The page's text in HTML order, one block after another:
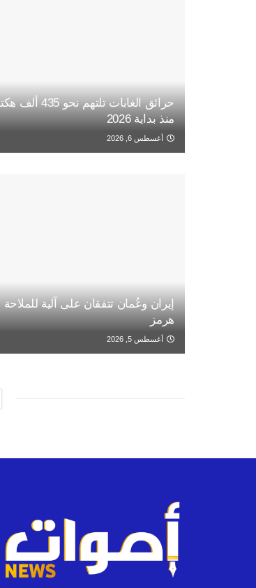
حرائق الغابات
منذ بداية 2026
أغسطس 6, 2026
إيران وعُمان تتفقان على آلية
هرمز
أغسطس 5, 2026